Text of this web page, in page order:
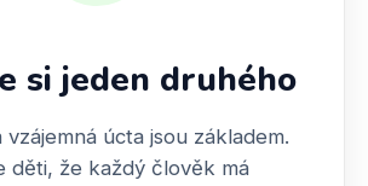
si jeden druhého
vzájemná úcta jsou základem.
děti, že každý člověk má